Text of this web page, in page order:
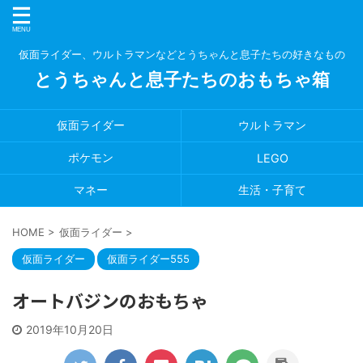
仮面ライダー、ウルトラマンなどとうちゃんと息子たちの好きなもの
とうちゃんと息子たちのおもちゃ箱
仮面ライダー ウルトラマン
ポケモン LEGO
マネー 生活・子育て
HOME > 仮面ライダー >
仮面ライダー 仮面ライダー555
オートバジンのおもちゃ
2019年10月20日